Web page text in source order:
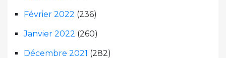
Février 2022 (236)
Janvier 2022 (260)
Décembre 2021 (282)